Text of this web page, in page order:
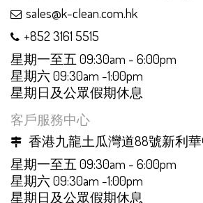
sales@k-clean.com.hk
+852 3161 5515
星期一至五 09:30am - 6:00pm
星期六 09:30am -1:00pm
星期日及公眾假期休息
客戶服務中心
香港九龍土瓜灣道88號新利
星期一至五 09:30am - 6:00pm
星期六 09:30am -1:00pm
星期日及公眾假期休息